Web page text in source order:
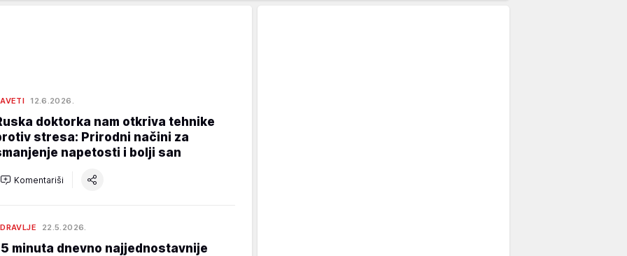
12.6.2026.
doktorka nam otkriva tehnike
stresa: Prirodni načini za
napetosti i bolji san
Komentariši
22.5.2026.
minuta dnevno najjednostavnije